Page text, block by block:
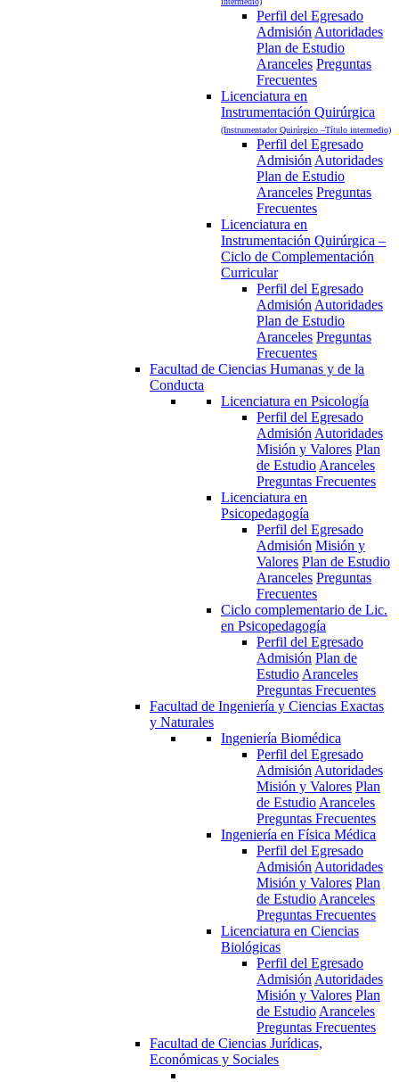
Perfil del Egresado
Admisión Autoridades
Plan de Estudio
Aranceles Preguntas
Frecuentes
Licenciatura en
Instrumentación Quirúrgica
(Instrumentador Quirúrgico –Título intermedio)
Perfil del Egresado
Admisión Autoridades
Plan de Estudio
Aranceles Preguntas
Frecuentes
Licenciatura en
Instrumentación Quirúrgica –
Ciclo de Complementación
Curricular
Perfil del Egresado
Admisión Autoridades
Plan de Estudio
Aranceles Preguntas
Frecuentes
Facultad de Ciencias Humanas y de la
Conducta
Licenciatura en Psicología
Perfil del Egresado
Admisión Autoridades
Misión y Valores Plan
de Estudio Aranceles
Preguntas Frecuentes
Licenciatura en
Psicopedagogía
Perfil del Egresado
Admisión Misión y
Valores Plan de Estudio
Aranceles Preguntas
Frecuentes
Ciclo complementario de Lic.
en Psicopedagogía
Perfil del Egresado
Admisión Plan de
Estudio Aranceles
Preguntas Frecuentes
Facultad de Ingeniería y Ciencias Exactas
y Naturales
Ingeniería Biomédica
Perfil del Egresado
Admisión Autoridades
Misión y Valores Plan
de Estudio Aranceles
Preguntas Frecuentes
Ingeniería en Física Médica
Perfil del Egresado
Admisión Autoridades
Misión y Valores Plan
de Estudio Aranceles
Preguntas Frecuentes
Licenciatura en Ciencias
Biológicas
Perfil del Egresado
Admisión Autoridades
Misión y Valores Plan
de Estudio Aranceles
Preguntas Frecuentes
Facultad de Ciencias Jurídicas,
Económicas y Sociales